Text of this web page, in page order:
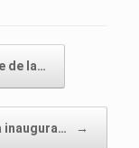
de la…
inaugura… →